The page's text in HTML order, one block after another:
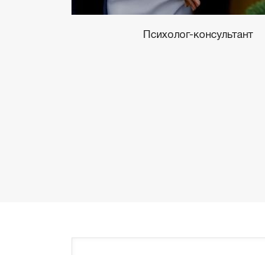
Психолог-консультант